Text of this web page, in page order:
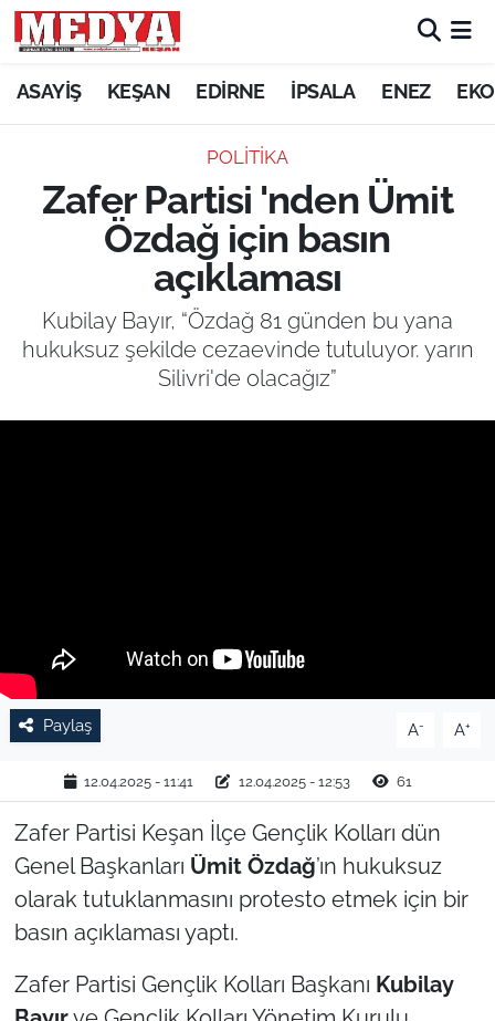
ASAYİŞ KEŞAN EDİRNE İPSALA ENEZ
POLITIKA
Zafer Partisi 'nden Ümit
Özdağ için basın
açıklaması
Kubilay Bayır, “Özdağ 81 günden bu yana
hukuksuz şekilde cezaevinde tutuluyor. yarın
Silivri'de olacağız”
Paylaş A- A+
12.04.2025 - 11:41 12.04.2025 - 12:53 61
Zafer Partisi Keşan İlçe Gençlik Kolları dün
Genel Başkanları Ümit Özdağ’ın hukuksuz
olarak tutuklanmasını protesto etmek için bir
basın açıklaması yaptı.
Zafer Partisi Gençlik Kolları Başkanı Kubilay
KEŞAN
ASAYİŞ
SİYASET
GÜNDEM
EKONOMİ
SAĞLIK
RESMİ İLAN
SPOR
TEKİRDAĞ
KIRKLARELİ
ÇANAKKALE